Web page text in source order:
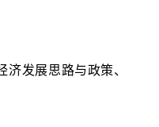
发展思路与政策、